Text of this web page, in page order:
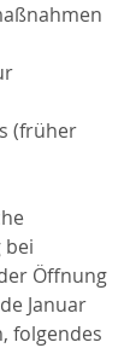
(früher
bei
Öffnung
Januar
folgendes